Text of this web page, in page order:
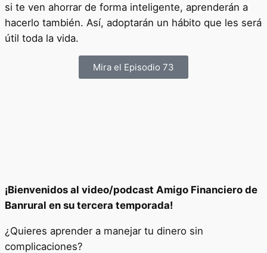
si te ven ahorrar de forma inteligente, aprenderán a
hacerlo también. Así, adoptarán un hábito que les será
útil toda la vida.
Mira el Episodio 73
¡Bienvenidos al video/podcast Amigo Financiero de
Banrural en su tercera temporada!
¿Quieres aprender a manejar tu dinero sin
complicaciones?